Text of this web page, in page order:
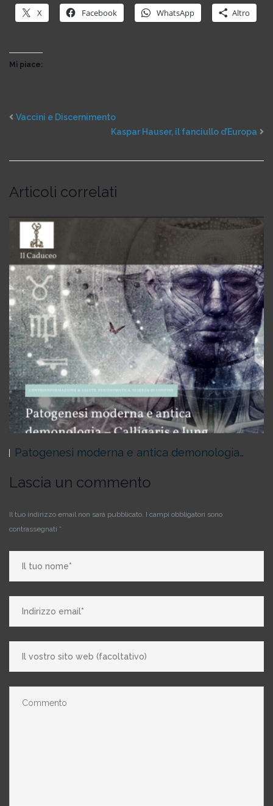
X Facebook WhatsApp Altro
Mi piace:
Vaccini e Discernimento
Kaspar Hauser, il fanciullo d’Europa
Articoli correlati
Patogenesi moderna e antica demonologia…
Lascia un commento
Il tuo indirizzo email non sarà pubblicato. I campi obbligatori sono
contrassegnati *